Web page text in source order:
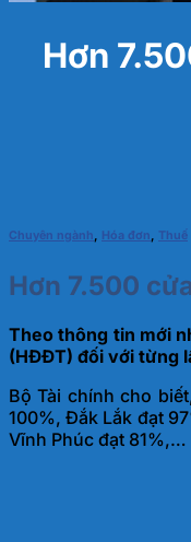
Hơn
Chuyên ngành, Hóa đơn, Thuế
Hơn 7.500
Theo thông tin mới
(HĐĐT) đối với từng
Bộ Tài chính cho
100%, Đắk Lắk đạt
Vĩnh Phúc đạt 81%,…